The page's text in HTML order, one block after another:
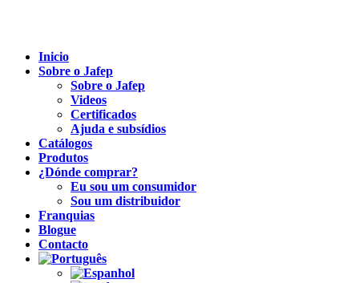
Inicio
Sobre o Jafep
Sobre o Jafep
Videos
Certificados
Ajuda e subsídios
Catálogos
Produtos
¿Dónde comprar?
Eu sou um consumidor
Sou um distribuidor
Franquias
Blogue
Contacto